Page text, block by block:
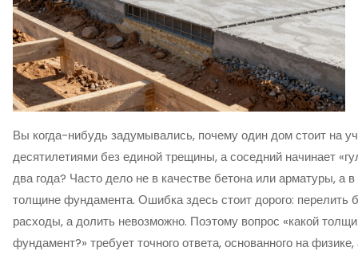
Вы когда-нибудь задумывались, почему один дом стоит на
десятилетиями без единой трещины, а соседний начинает
два года? Часто дело не в качестве бетона или арматуры, а
толщине фундамента. Ошибка здесь стоит дорого: перелить
расходы, а долить невозможно. Поэтому вопрос «какой
фундамент?» требует точного ответа, основанного на